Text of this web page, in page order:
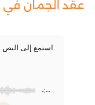
عقد الجمان في
استمع إلى النص
-:--